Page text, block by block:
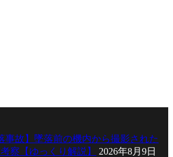
事故】墜落前の機内から撮影された
察【ゆっくり解説】
2026年8月9日